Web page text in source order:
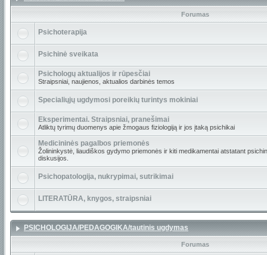
Forumas
Psichoterapija
Psichinė sveikata
Psichologų aktualijos ir rūpesčiai
Straipsniai, naujienos, aktualios darbinės temos
Specialiųjų ugdymosi poreikių turintys mokiniai
Eksperimentai. Straipsniai, pranešimai
Atliktų tyrimų duomenys apie žmogaus fiziologiją ir jos įtaką psichikai
Medicininės pagalbos priemonės
Žolininkystė, liaudiškos gydymo priemonės ir kiti medikamentai atstatant
diskusijos.
Psichopatologija, nukrypimai, sutrikimai
LITERATŪRA, knygos, straipsniai
PSICHOLOGIJA/PEDAGOGIKA/tautinis ugdymas
Forumas